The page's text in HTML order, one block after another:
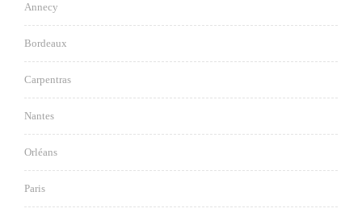
Annecy
Bordeaux
Carpentras
Nantes
Orléans
Paris